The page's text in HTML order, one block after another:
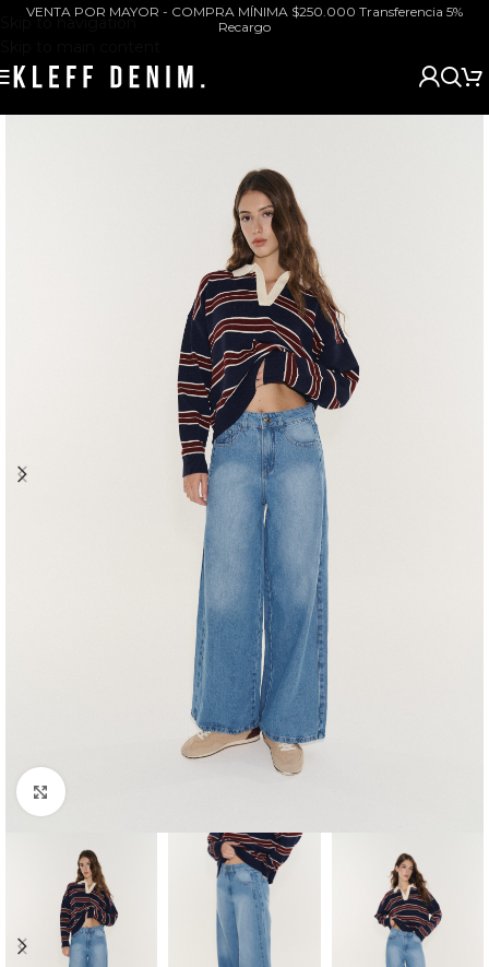
Skip to navigation
VENTA POR MAYOR - COMPRA MÍNIMA $250.000 Transferencia 5%
Recargo
Agrandar